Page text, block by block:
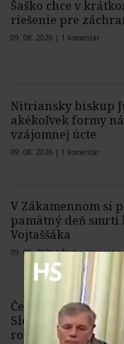
Šaško chce v
riešenie pre
09. 08. 2026 | 1 komentár
Nitriansky biskup
akékoľvek formy
vzájomnej úcte
09. 08. 2026 | 1 komentár
V Zákamennom si
pamätný deň smrti
Vojtaššáka
09. 08. 2026 |Žiadne komentáre
Čerpané peniaze z
Slovensko mohlo
rokov